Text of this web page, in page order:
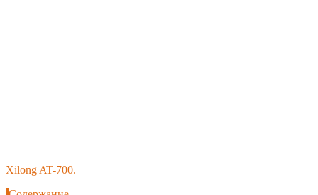
Xilong AT-700.